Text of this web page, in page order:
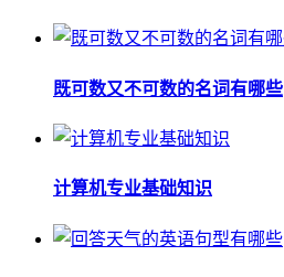
既可数又不可数的名词有哪些
计算机专业基础知识